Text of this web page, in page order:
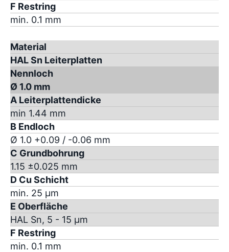
F Restring
min. 0.1 mm
Material
HAL Sn Leiterplatten
Nennloch
Ø 1.0 mm
A Leiterplattendicke
min 1.44 mm
B Endloch
Ø 1.0 +0.09 / -0.06 mm
C Grundbohrung
1.15 ±0.025 mm
D Cu Schicht
min. 25 µm
E Oberfläche
HAL Sn, 5 - 15 µm
F Restring
min. 0.1 mm